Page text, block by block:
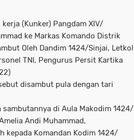
kerja (Kunker) Pangdam XIV/
ke Markas Komando Distrik
Oleh Dandim 1424/Sinjai, Letkol
TNI, Pengurus Persit Kartika
disambut pula dengan tari
sambutannya di Aula Makodim 1424/
Andi Muhammad,
kepada Komandan Kodim 1424/